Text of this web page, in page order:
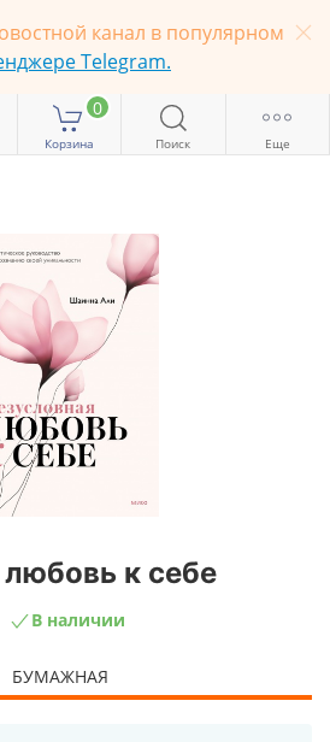
канал в популярном
Telegram.
0
Корзина Поиск Еще
к себе
В наличии
БУМАЖНАЯ